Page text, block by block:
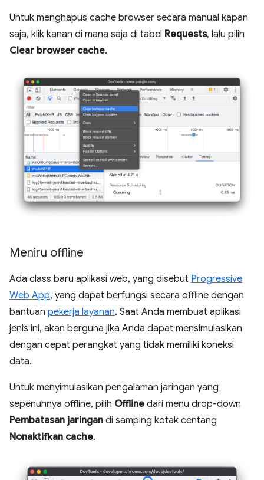
Untuk menghapus cache browser secara manual kapan
saja, klik kanan di mana saja di tabel Requests, lalu pilih
Clear browser cache.
Meniru offline
Ada class baru aplikasi web, yang disebut Progressive
Web App, yang dapat berfungsi secara offline dengan
bantuan pekerja layanan. Saat Anda membuat aplikasi
jenis ini, akan berguna jika Anda dapat mensimulasikan
dengan cepat perangkat yang tidak memiliki koneksi
data.
Untuk menyimulasikan pengalaman jaringan yang
sepenuhnya offline, pilih Offline dari menu drop-down
Pembatasan jaringan di samping kotak centang
Nonaktifkan cache.